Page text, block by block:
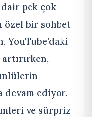
pek çok
özel bir sohbet
YouTube’daki
artırırken,
devam ediyor.
ve sürpriz